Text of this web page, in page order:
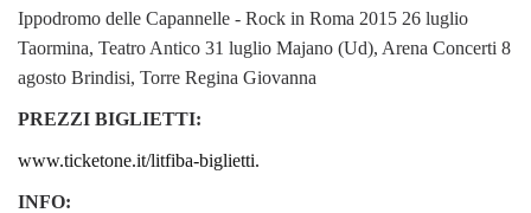
Ippodromo delle Capannelle - Rock in Roma 2015 26 luglio
Taormina, Teatro Antico 31 luglio Majano (Ud), Arena Concerti 8
agosto Brindisi, Torre Regina Giovanna
PREZZI BIGLIETTI:
www.ticketone.it/litfiba-biglietti.
INFO: